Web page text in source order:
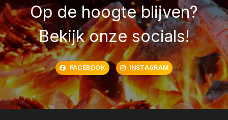
Op de hoogte blijven?
Bekijk onze socials!
FACEBOOK INSTAGRAM